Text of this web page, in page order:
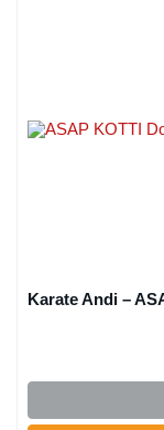
Karate Andi –